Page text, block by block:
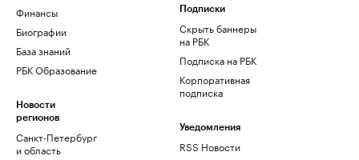
Финансы
Биографии
База знаний
РБК Образование
Новости
регионов
Санкт-Петербург
и область
Подписки
Скрыть баннеры
на РБК
Подписка на РБК
Корпоративная
подписка
Уведомления
RSS Новости